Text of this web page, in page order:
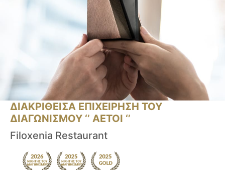
ΔΙΑΚΡΙΘΕΙΣΑ ΕΠΙΧΕΙΡΗΣΗ ΤΟΥ
ΔΙΑΓΩΝΙΣΜΟΥ ‘’ ΑΕΤΟΙ ‘’
Filoxenia Restaurant